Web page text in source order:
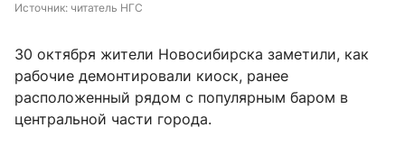
Источник: читатель НГС
30 октября жители Новосибирска заметили, как
рабочие демонтировали киоск, ранее
расположенный рядом с популярным баром в
центральной части города.